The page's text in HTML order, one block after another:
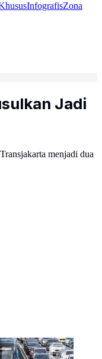
InfografisZona
Jadi
menjadi dua